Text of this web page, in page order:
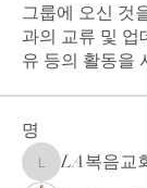
그룹에 오신 것
과의 교류 및 업
유 등의 활동을
명
LA복음교회
LA복음교